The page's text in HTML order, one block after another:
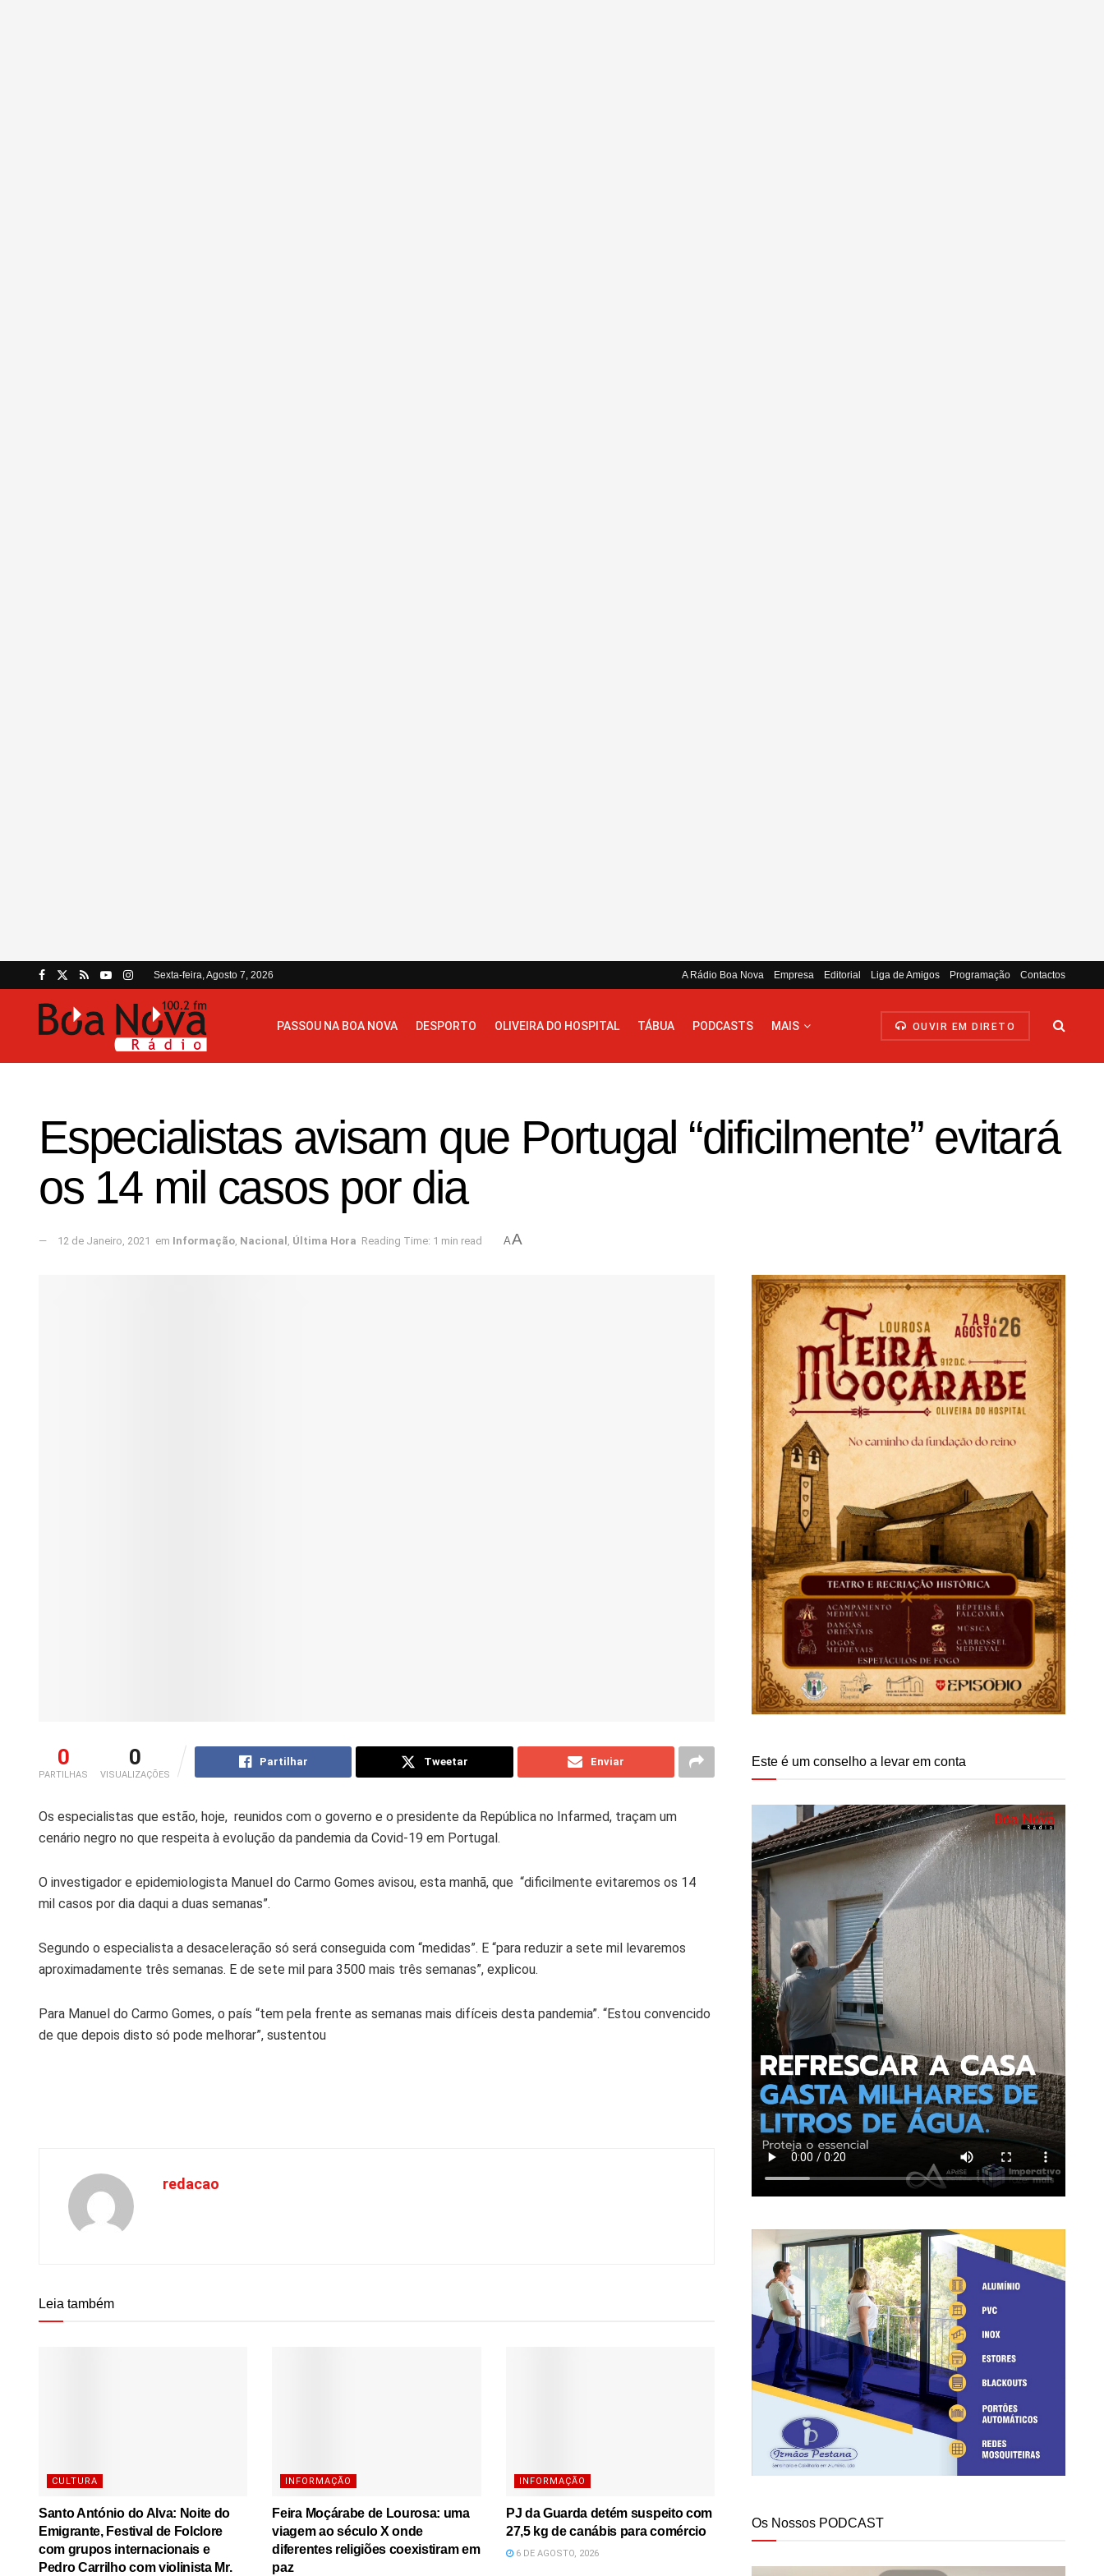
Sexta-feira, Agosto 7, 2026 A Rádio Boa Nova Empresa Editorial Liga de Amigos Programação Contactos
PASSOU NA BOA NOVA DESPORTO OLIVEIRA DO HOSPITAL TÁBUA PODCASTS MAIS OUVIR EM DIRETO
Especialistas avisam que Portugal “dificilmente” evitará
os 14 mil casos por dia
12 de Janeiro, 2021 em Informação, Nacional , Última Hora Reading Time: 1 min read AA
0
PARTILHAS
0
VISUALIZAÇÕES
Partilhar Tweetar Enviar
Os especialistas que estão, hoje, reunidos com o governo e o presidente da República no Infarmed, traçam um
cenário negro no que respeita à evolução da pandemia da Covid-19 em Portugal.
O investigador e epidemiologista Manuel do Carmo Gomes avisou, esta manhã, que “dificilmente evitaremos os 14
mil casos por dia daqui a duas semanas”.
Segundo o especialista a desaceleração só será conseguida com “medidas”. E “para reduzir a sete mil levaremos
aproximadamente três semanas. E de sete mil para 3500 mais três semanas”, explicou.
Para Manuel do Carmo Gomes, o país “tem pela frente as semanas mais difíceis desta pandemia”. “Estou convencido
de que depois disto só pode melhorar”, sustentou
redacao
Leia também
CULTURA
Santo António do Alva: Noite do
Emigrante, Festival de Folclore
com grupos internacionais e
Pedro Carrilho com violinista Mr.
INFORMAÇÃO
Feira Moçárabe de Lourosa: uma
viagem ao século X onde
diferentes religiões coexistiram em
paz
INFORMAÇÃO
PJ da Guarda detém suspeito com
27,5 kg de canábis para comércio
6 DE AGOSTO, 2026
Este é um conselho a levar em conta
Os Nossos PODCAST